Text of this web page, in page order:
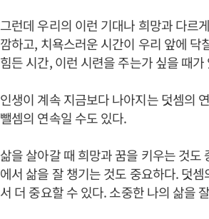
그런데 우리의 이런 기대나 희망과 다르
깜하고, 치욕스러운 시간이 우리 앞에
힘든 시간, 이런 시련을 주는가 싶을 때가
인생이 계속 지금보다 나아지는 덧셈의
뺄셈의 연속일 수도 있다.
삶을 살아갈 때 희망과 꿈을 키우는 것
에서 삶을 잘 챙기는 것도 중요하다. 덧
서 더 중요할 수 있다. 소중한 나의 삶을